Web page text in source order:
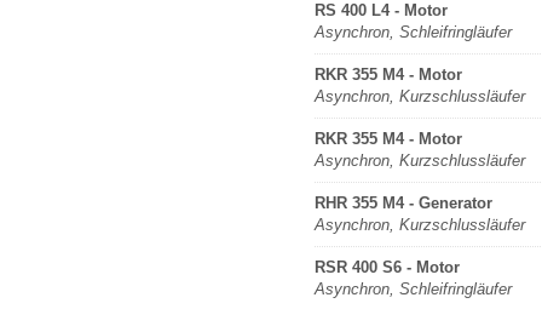
RS 400 L4 - Motor
Asynchron, Schleifringläufer
RKR 355 M4 - Motor
Asynchron, Kurzschlussläufer
RKR 355 M4 - Motor
Asynchron, Kurzschlussläufer
RHR 355 M4 - Generator
Asynchron, Kurzschlussläufer
RSR 400 S6 - Motor
Asynchron, Schleifringläufer